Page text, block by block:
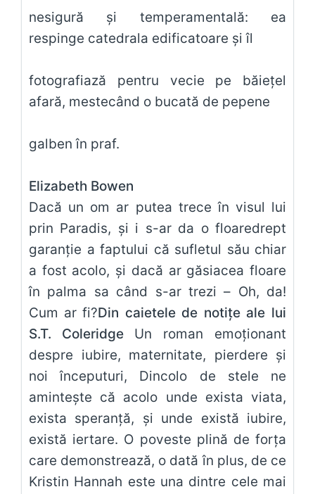
nesigură și temperamentală: ea
respinge catedrala edificatoare și îl
fotografiază pentru vecie pe băiețel
afară, mestecând o bucată de pepene
galben în praf.
Elizabeth Bowen
Dacă un om ar putea trece în visul lui
prin Paradis, și i s-ar da o floaredrept
garanție a faptului că sufletul său chiar
a fost acolo, și dacă ar găsiacea floare
în palma sa când s-ar trezi – Oh, da!
Cum ar fi?Din caietele de notițe ale lui
S.T. Coleridge
despre iubire, maternitate, pierdere și
noi începuturi, Dincolo de stele ne
amintește că acolo unde exista viata,
exista speranță, și unde există iubire,
există iertare. O poveste plină de forța
care demonstrează, o dată în plus, de ce
Kristin Hannah este una dintre cele mai